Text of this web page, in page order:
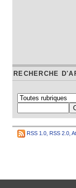
RECHERCHE
RSS 1.0 RSS 2.0